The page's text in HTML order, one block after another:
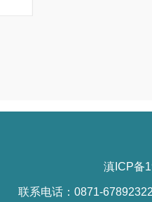
滇ICP备
联系电话：0871-